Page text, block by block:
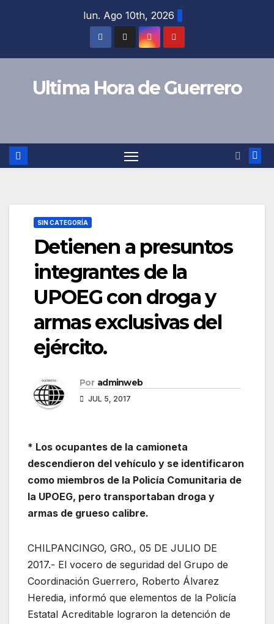
lun. Ago 10th, 2026
Ultima Hora de Guerrero
SIN CATEGORÍA
Detienen a presuntos
integrantes de la
UPOEG con droga y
armas exclusivas del
ejército.
Por adminweb
JUL 5, 2017
* Los ocupantes de la camioneta
descendieron del vehículo y se identificaron
como miembros de la Policía Comunitaria de
la UPOEG, pero transportaban droga y
armas de grueso calibre.
CHILPANCINGO, GRO., 05 DE JULIO DE
2017.- El vocero de seguridad del Grupo de
Coordinación Guerrero, Roberto Álvarez
Heredia, informó que elementos de la Policía
Estatal Acreditable lograron la detención de